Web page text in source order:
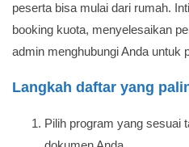
peserta bisa mulai dari rumah.
booking kuota, menyelesaikan
admin menghubungi Anda untuk
Langkah daftar yang
Pilih program yang sesuai